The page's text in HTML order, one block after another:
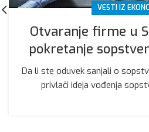
VESTI IZ
Otvaranje firme u
pokretanje
Da li ste oduvek sanjali o
privlači ideja vođenja